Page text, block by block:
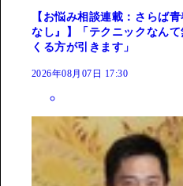
【お悩み相談連載：さらば
なし』】「テクニックなん
くる方が引きます」
2026年08月07日 17:30